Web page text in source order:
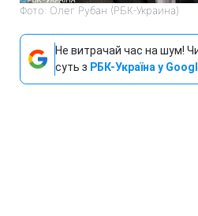
Фото: Олег Рубан (РБК-Украина)
Не витрачай час на шум!
суть з РБК-Україна у